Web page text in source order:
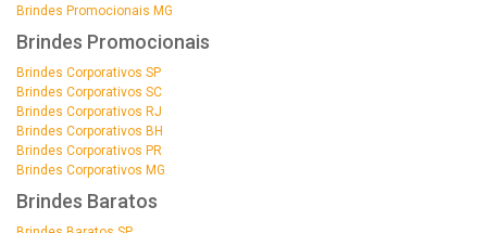
Brindes Promocionais MG
Brindes Promocionais
Brindes Corporativos SP
Brindes Corporativos SC
Brindes Corporativos RJ
Brindes Corporativos BH
Brindes Corporativos PR
Brindes Corporativos MG
Brindes Baratos